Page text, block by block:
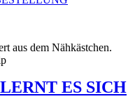
ES SICH